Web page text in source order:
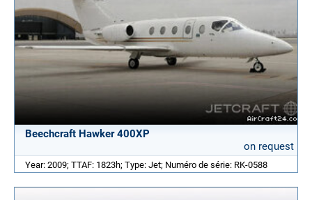
Beechcraft Hawker 400XP
on request
Year: 2009; TTAF: 1823h; Type: Jet; Numéro de série: RK-0588